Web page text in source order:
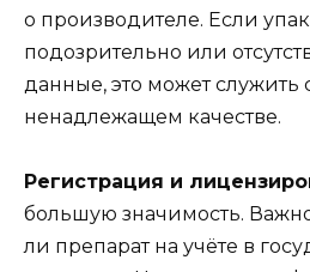
о производителе. Если
подозрительно или
данные, это может служить
ненадлежащем качестве.
Регистрация и
большую значимость.
ли препарат на учёте в